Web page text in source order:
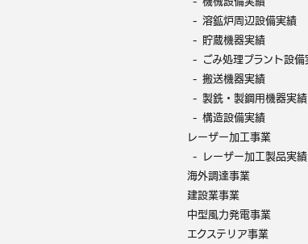
- 溶鉱炉周辺設備実績
- 貯蔵機器実績
- ごみ処理プラント設
- 搬送機器実績
- 製銑・製鋼用機器実績
- 構造設備実績
レーザー加工事業
- レーザー加工製品実績
海外調達事業
建設業事業
中型風力発電事業
エクステリア事業